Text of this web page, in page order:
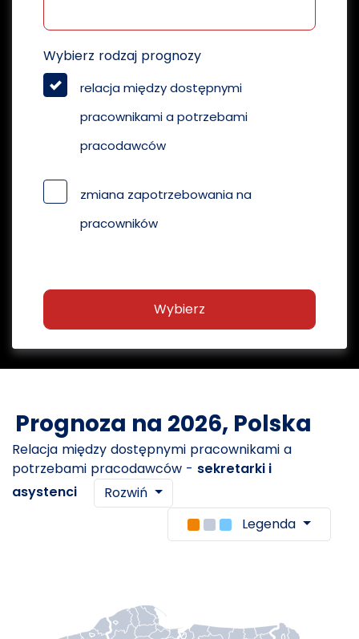
Wybierz rodzaj prognozy
relacja między dostępnymi
pracownikami a potrzebami
pracodawców
zmiana zapotrzebowania na
pracowników
Wybierz
Prognoza na 2026, Polska
Relacja między dostępnymi pracownikami a
potrzebami pracodawców - sekretarki i
asystenci
Rozwiń
Legenda